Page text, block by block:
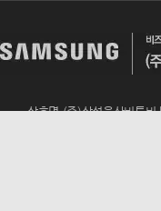
상호명 (주)삼성울산비투